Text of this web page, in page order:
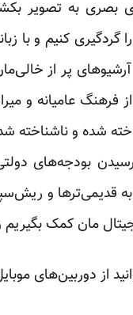
بصری به تصویر
کنیم و با
‏پر از
مستند ایرانی هر کدام فقط یک فیلم 5
شده و ناشناخته
بودجه‌های دولتی
و
بگیریم و بگویم 3 ـ 2
از دوربین‌های